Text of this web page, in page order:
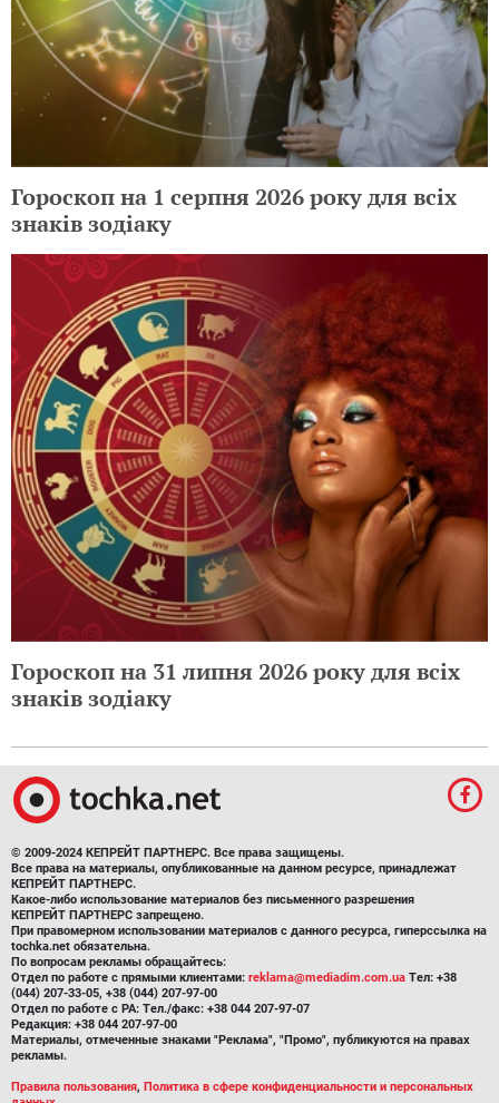
Гороскоп на 1 серпня 2026 року для всіх
знаків зодіаку
Гороскоп на 31 липня 2026 року для всіх
знаків зодіаку
© 2009-2024 КЕПРЕЙТ ПАРТНЕРС. Все права защищены.
Все права на материалы, опубликованные на данном ресурсе, принадлежат
КЕПРЕЙТ ПАРТНЕРС.
Какое-либо использование материалов без письменного разрешения
КЕПРЕЙТ ПАРТНЕРС запрещено.
При правомерном использовании материалов с данного ресурса, гиперссылка на
tochka.net обязательна.
По вопросам рекламы обращайтесь:
Отдел по работе с прямыми клиентами: reklama@mediadim.com.ua Тел: +38
(044) 207-33-05, +38 (044) 207-97-00
Отдел по работе с РА: Тел./факс: +38 044 207-97-07
Редакция: +38 044 207-97-00
Материалы, отмеченные знаками "Реклама", "Промо", публикуются на правах
рекламы.
Правила пользования, Политика в сфере конфиденциальности и персональных